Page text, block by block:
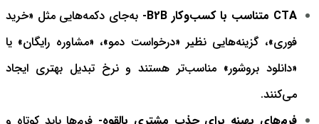
CTA متناسب با کسب‌وکار B2B-
به‌جای دکمه‌هایی مثل «خرید
فوری»، گزینه‌هایی نظیر «درخواست دمو»، «مشاوره رایگان» یا
«دانلود بروشور» مناسب‌تر هستند و نرخ تبدیل بهتری ایجاد
می‌کنند.